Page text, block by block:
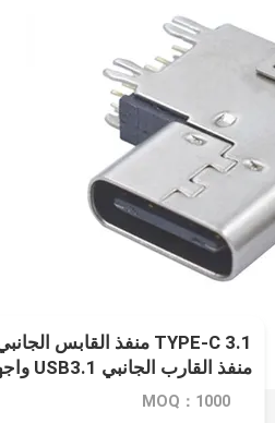
منفذ القارب الجانبي USB3.1 واجهة الشحن السريع
MOQ：1000